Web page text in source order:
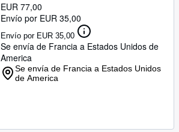
EUR 77,00
Envío por EUR 35,00
Envío por EUR 35,00
Se envía de Francia a Estados Unidos de
America
Se envía de Francia a Estados Unidos
de America